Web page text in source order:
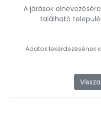
A járások
található
Adatok lekérdezésének